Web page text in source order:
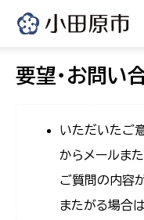
要望・お問い
いただいたご
からメールま
ご質問の内容
またがる場合